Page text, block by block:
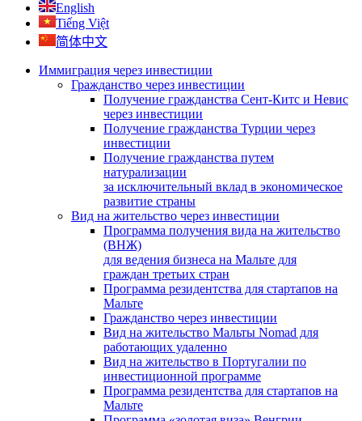
English
Tiếng Việt
简体中文
Иммиграция через инвестиции
Гражданство через инвестиции
Получение гражданства Сент-Китс и Невис
через инвестиции
Получение гражданства Турции через
инвестиции
Получение гражданства путем
натурализации
за исключительный вклад в экономическое
развитие страны
Вид на жительство через инвестиции
Программа получения вида на жительство
(ВНЖ)
для ведения бизнеса на Мальте для
граждан третьих стран
Программа резидентства для стартапов на
Мальте
Гражданство через инвестиции
Вид на жительство Мальты Nomad для
работающих удаленно
Вид на жительство в Португалии по
инвестиционной программе
Программа резидентства для стартапов на
Мальте